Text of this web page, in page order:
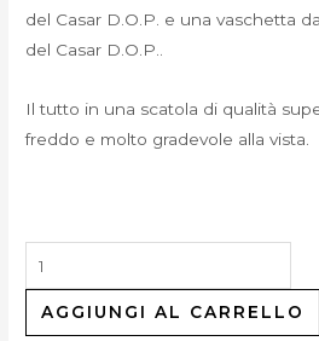
del Casar D.O.P. e una vaschetta
del Casar D.O.P..
Il tutto in una scatola di qualità
freddo e molto gradevole alla vista.
AGGIUNGI AL CARRELLO